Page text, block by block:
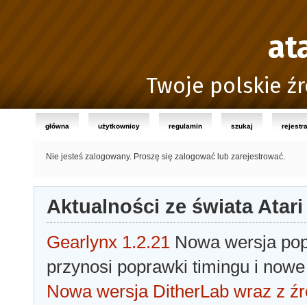
Twoje polskie
główna użytkownicy regulamin szukaj
Nie jesteś zalogowany. Proszę się zalogować lub zarejestrować.
Aktualności ze świata Atari
Gearlynx 1.2.21 Nowa wersja
przynosi poprawki timingu i
Nowa wersja DitherLab wraz z